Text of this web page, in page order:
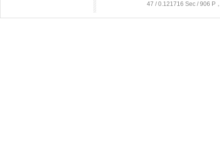
47 / 0.121716 Sec / 906 P